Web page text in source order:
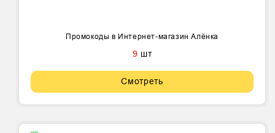
Промокоды в Интернет-магазин Алёнка
9 шт
Смотреть